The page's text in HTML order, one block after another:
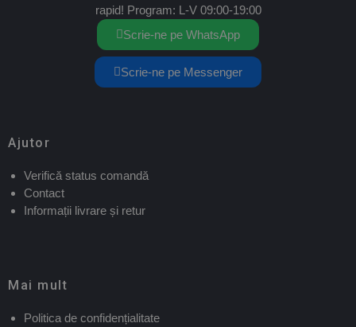
rapid! Program: L-V 09:00-19:00
Scrie-ne pe WhatsApp
Scrie-ne pe Messenger
Ajutor
Verifică status comandă
Contact
Informații livrare și retur
Mai mult
Politica de confidențialitate